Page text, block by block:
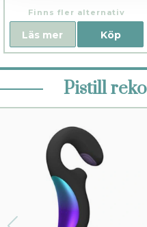
Finns fler alternativ
Köp
Läs mer
Pistill